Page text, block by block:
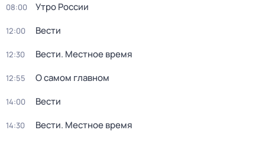
08:00 Утро России
12:00 Вести
12:30 Вести. Местное время
12:55 О самом главном
14:00 Вести
14:30 Вести. Местное время